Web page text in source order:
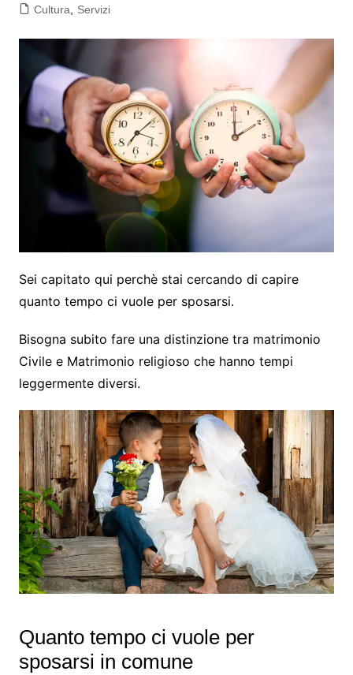
Cultura Servizi
Sei capitato qui perchè stai cercando di capire
quanto tempo ci vuole per sposarsi.
Bisogna subito fare una distinzione tra matrimonio
Civile e Matrimonio religioso che hanno tempi
leggermente diversi.
Quanto tempo ci vuole per
sposarsi in comune